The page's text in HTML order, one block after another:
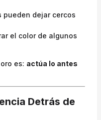
pueden dejar cercos
el color de algunos
es: actúa lo antes
Detrás de